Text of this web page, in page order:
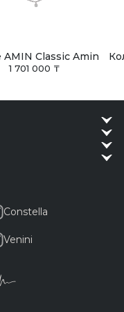
AMIN Classic Amin
1 701 000 ₸
Constella
Venini